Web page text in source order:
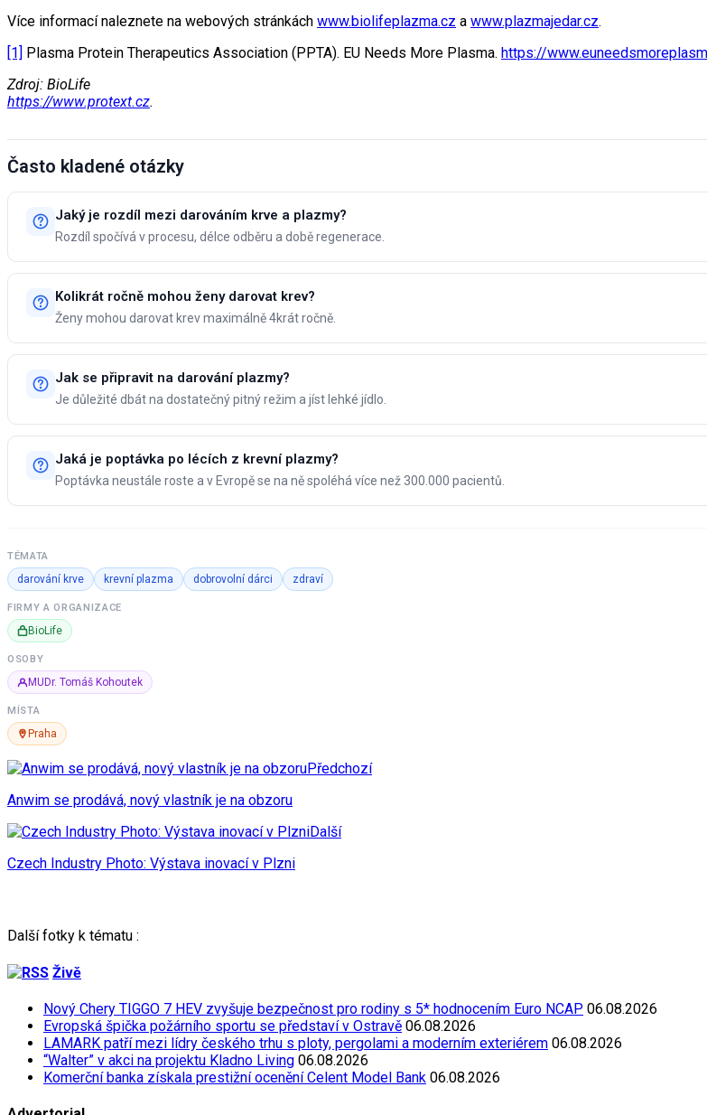
Více informací naleznete na webových stránkách www.biolifeplazma.cz a www.plazmajedar.cz.
[1] Plasma Protein Therapeutics Association (PPTA). EU Needs More Plasma. https://
Zdroj: BioLife
https://www.protext.cz.
Často kladené otázky
Jaký je rozdíl mezi darováním krve a plazmy?
Rozdíl spočívá v procesu, délce odběru a době regenerace.
Kolikrát ročně mohou ženy darovat krev?
Ženy mohou darovat krev maximálně 4krát ročně.
Jak se připravit na darování plazmy?
Je důležité dbát na dostatečný pitný režim a jíst lehké jídlo.
Jaká je poptávka po lécích z krevní plazmy?
Poptávka neustále roste a v Evropě se na ně spoléhá více než 300.000 pacientů.
TÉMATA
darování krve krevní plazma dobrovolní dárci zdraví
FIRMY A ORGANIZACE
BioLife
OSOBY
MUDr. Tomáš Kohoutek
MÍSTA
Praha
Předchozí
Anwim se prodává, nový vlastník je na obzoru
Další
Czech Industry Photo: Výstava inovací v Plzni
Další fotky k tématu :
Živě
Nový Chery TIGGO 7 HEV zvyšuje bezpečnost pro rodiny s 5* hodnocením Euro NCAP 06.08.2026
Evropská špička požárního sportu se představí v Ostravě 06.08.2026
LAMARK patří mezi lídry českého trhu s ploty, pergolami a moderním exteriérem 06.08.2026
“Walter” v akci na projektu Kladno Living 06.08.2026
Komerční banka získala prestižní ocenění Celent Model Bank 06.08.2026